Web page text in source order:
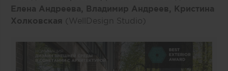
Елена Андреева, Владимир Андреев, Кристина
Холковская (WellDesign Studio)